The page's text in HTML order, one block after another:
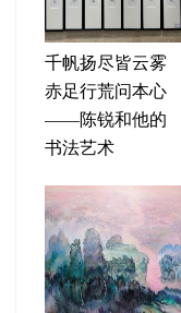
千帆扬尽皆云雾
赤足行荒问本心
——陈锐和他的
书法艺术